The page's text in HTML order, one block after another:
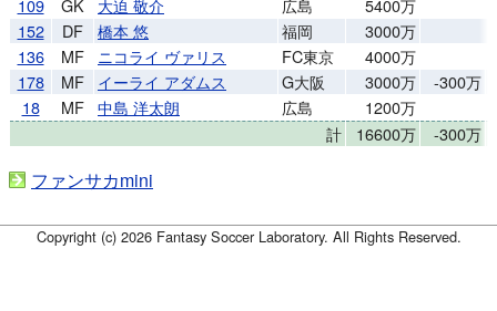
109
GK 大迫 敬介 広島
5400万
152
DF 橋本 悠 福岡
3000万
136
MF ニコライ ヴァリス FC東京
4000万
178
MF イーライ アダムス G大阪 3000万
-300万
18
MF 中島 洋太朗 広島
1200万
計
16600万 -300万
ファンサカmini
Copyright (c) 2026 Fantasy Soccer Laboratory. All Rights Reserved.